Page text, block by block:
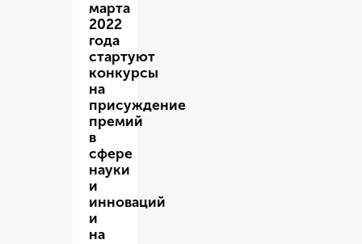
марта
2022
года
стартуют
конкурсы
на
присуждение
премий
в
сфере
науки
и
инноваций
и
на